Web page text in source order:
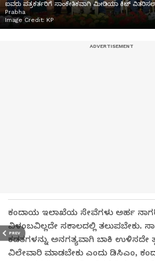
PREV
ಐವರು ಪತ್ರಕರ್ತರಿಗೆ ಸಾಂಕೇತಿಕವಾಗಿ ಮೀಡಿಯಾ ಕಿಟ್
Prabha
Image Credit: KP
ಕಂದಾಯ ಇಲಾಖೆಯ ಸೇವೆಗಳು ಅರ್ಹ
ವಿಳಂಬವಿಲ್ಲದೇ ಸಕಾಲದಲ್ಲಿ ತಲುಪಬೇಕು.
ಕಡತಗಳನ್ನು ಅನಗತ್ಯವಾಗಿ ಬಾಕಿ ಉಳಿಸದೇ
ವಿಲೇವಾರಿ ಮಾಡಬೇಕು ಎಂದು ಡಿಸಿಎಂ,